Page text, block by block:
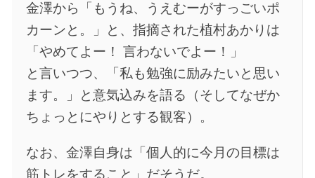
金澤から「もうね、うえむーがすっごいポ
カーンと。」と、指摘された植村あかりは
「やめてよー！ 言わないでよー！」
と言いつつ、「私も勉強に励みたいと思い
ます。」と意気込みを語る（そしてなぜか
ちょっとにやりとする観客）。
なお、金澤自身は「個人的に今月の目標は
筋トレをすること」だそうだ。